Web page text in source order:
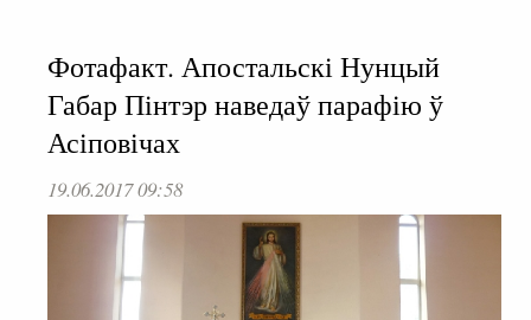
Фотафакт. Апостальскі Нунцый
Габар Пінтэр наведаў парафію ў
Асіповічах
19.06.2017 09:58